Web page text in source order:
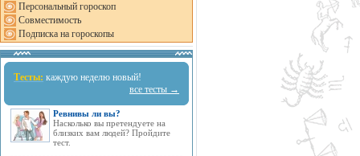
Персональный гороскоп
Совместимость
Подписка на гороскопы
Тесты: каждую неделю новый!
все тесты →
Ревнивы ли вы?
Насколько вы претендуете на
близких вам людей? Пройдите
тест.